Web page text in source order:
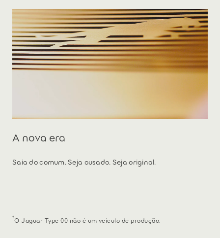
A nova era
Saia do comum. Seja ousado. Seja original.
†O Jaguar Type 00 não é um veículo de produção.